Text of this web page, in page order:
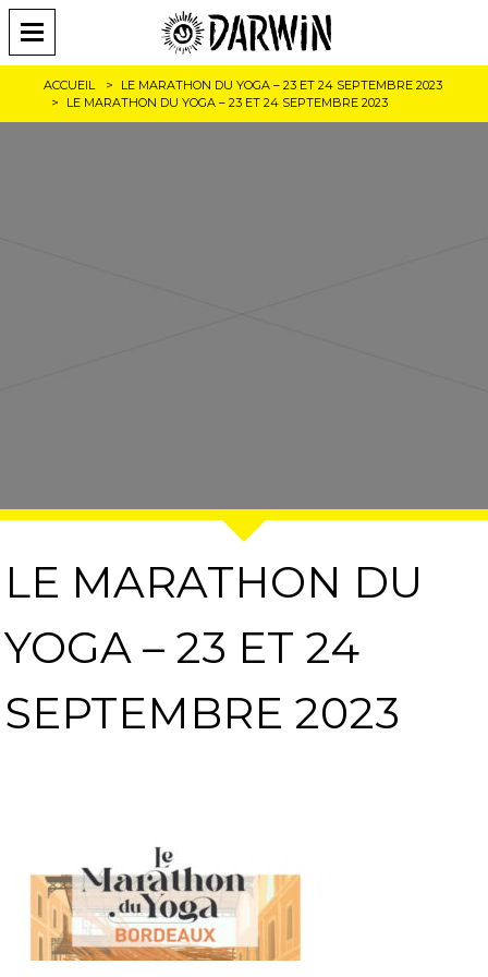
ACCUEIL
LE MARATHON DU YOGA – 23 ET 24 SEPTEMBRE 2023
LE MARATHON DU YOGA – 23 ET 24 SEPTEMBRE 2023
LE MARATHON DU
YOGA – 23 ET 24
SEPTEMBRE 2023